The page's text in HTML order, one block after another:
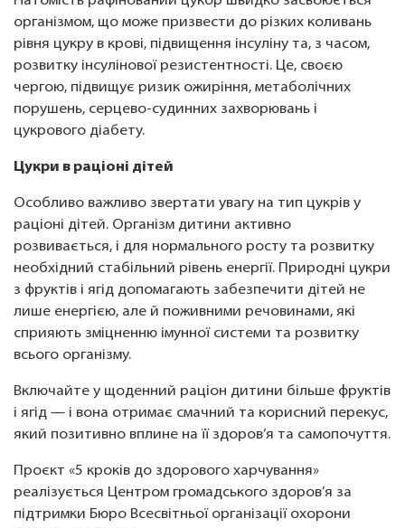
організмом, що може призвести до різких коливань
рівня цукру в крові, підвищення інсуліну та, з часом,
розвитку інсулінової резистентності. Це, своєю
чергою, підвищує ризик ожиріння, метаболічних
порушень, серцево-судинних захворювань і
цукрового діабету.
Цукри в раціоні дітей
Особливо важливо звертати увагу на тип цукрів у
раціоні дітей. Організм дитини активно
розвивається, і для нормального росту та розвитку
необхідний стабільний рівень енергії. Природні цукри
з фруктів і ягід допомагають забезпечити дітей не
лише енергією, але й поживними речовинами, які
сприяють зміцненню імунної системи та розвитку
всього організму.
Включайте у щоденний раціон дитини більше фруктів
і ягід — і вона отримає смачний та корисний перекус,
який позитивно вплине на її здоров’я та самопочуття.
Проєкт «5 кроків до здорового харчування»
реалізується Центром громадського здоров’я за
підтримки Бюро Всесвітньої організації охорони